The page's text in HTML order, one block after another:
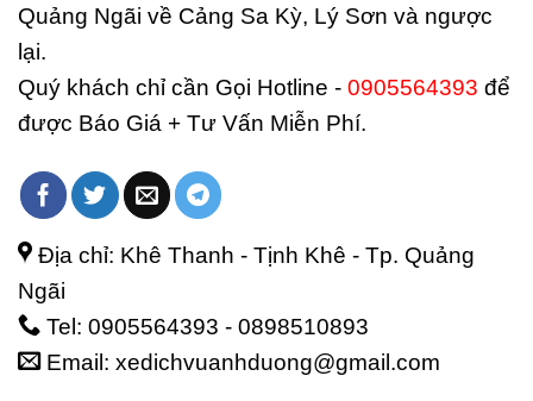
Quảng Ngãi về Cảng Sa Kỳ, Lý Sơn và ngược
lại.
Quý khách chỉ cần Gọi Hotline - 0905564393 để
được Báo Giá + Tư Vấn Miễn Phí.
Địa chỉ: Khê Thanh - Tịnh Khê - Tp. Quảng
Ngãi
Tel: 0905564393 - 0898510893
Email: xedichvuanhduong@gmail.com